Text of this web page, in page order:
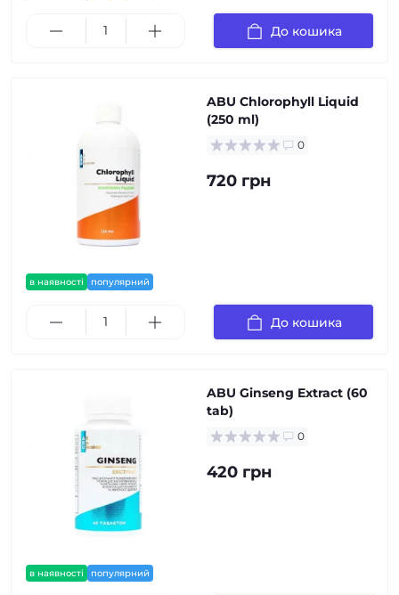
До кошика
в наявності популярний
ABU Chlorophyll Liquid
(250 ml)
0
720 грн
До кошика
в наявності популярний
ABU Ginseng Extract (60
tab)
0
420 грн